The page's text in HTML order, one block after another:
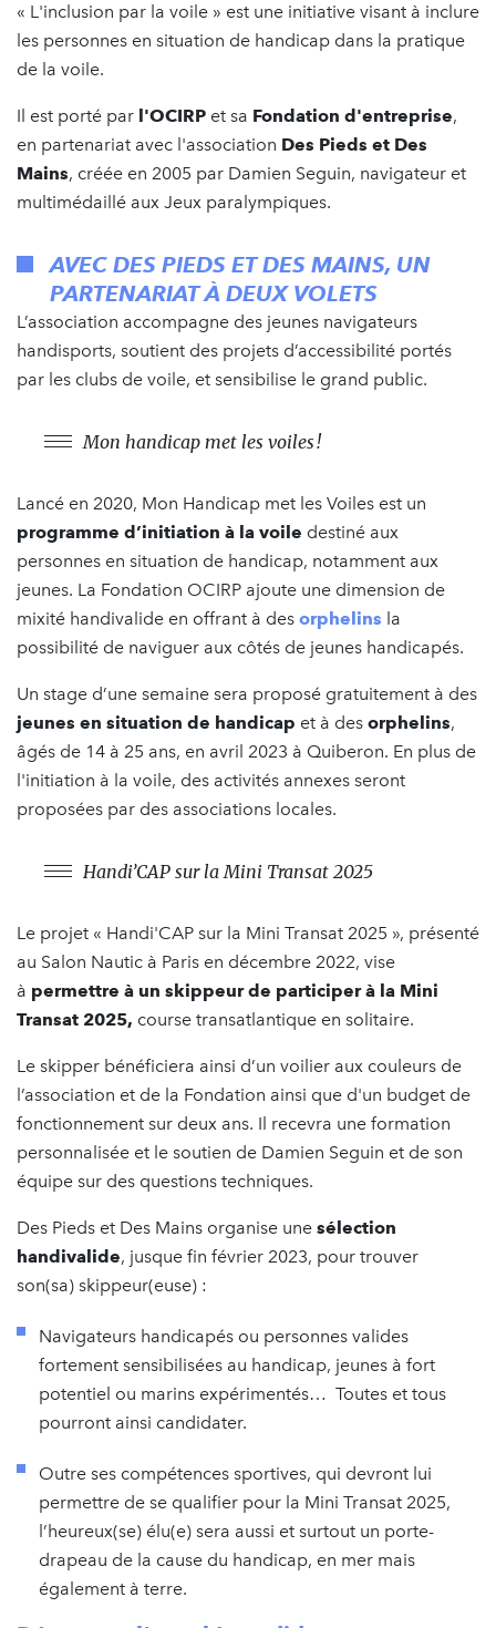
« L'inclusion par la voile » est une initiative visant à inclure
les personnes en situation de handicap dans la pratique
de la voile.
Il est porté par l'OCIRP et sa Fondation d'entreprise,
en partenariat avec l'association Des Pieds et Des
Mains, créée en 2005 par Damien Seguin, navigateur et
multimédaillé aux Jeux paralympiques.
AVEC DES PIEDS ET DES MAINS, UN
PARTENARIAT À DEUX VOLETS
L’association accompagne des jeunes navigateurs
handisports, soutient des projets d’accessibilité portés
par les clubs de voile, et sensibilise le grand public.
Mon handicap met les voiles !
Lancé en 2020, Mon Handicap met les Voiles est un
programme d’initiation à la voile destiné aux
personnes en situation de handicap, notamment aux
jeunes. La Fondation OCIRP ajoute une dimension de
mixité handivalide en offrant à des orphelins la
possibilité de naviguer aux côtés de jeunes handicapés.
Un stage d’une semaine sera proposé gratuitement à des
jeunes en situation de handicap et à des orphelins,
âgés de 14 à 25 ans, en avril 2023 à Quiberon. En plus de
l'initiation à la voile, des activités annexes seront
proposées par des associations locales.
Handi’CAP sur la Mini Transat 2025
Le projet « Handi'CAP sur la Mini Transat 2025 », présenté
au Salon Nautic à Paris en décembre 2022, vise
à permettre à un skippeur de participer à la Mini
Transat 2025, course transatlantique en solitaire.
Le skipper bénéficiera ainsi d’un voilier aux couleurs de
l’association et de la Fondation ainsi que d'un budget de
fonctionnement sur deux ans. Il recevra une formation
personnalisée et le soutien de Damien Seguin et de son
équipe sur des questions techniques.
Des Pieds et Des Mains organise une sélection
handivalide, jusque fin février 2023, pour trouver
son(sa) skippeur(euse) :
Navigateurs handicapés ou personnes valides
fortement sensibilisées au handicap, jeunes à fort
potentiel ou marins expérimentés… Toutes et tous
pourront ainsi candidater.
Outre ses compétences sportives, qui devront lui
permettre de se qualifier pour la Mini Transat 2025,
l’heureux(se) élu(e) sera aussi et surtout un porte-
drapeau de la cause du handicap, en mer mais
également à terre.